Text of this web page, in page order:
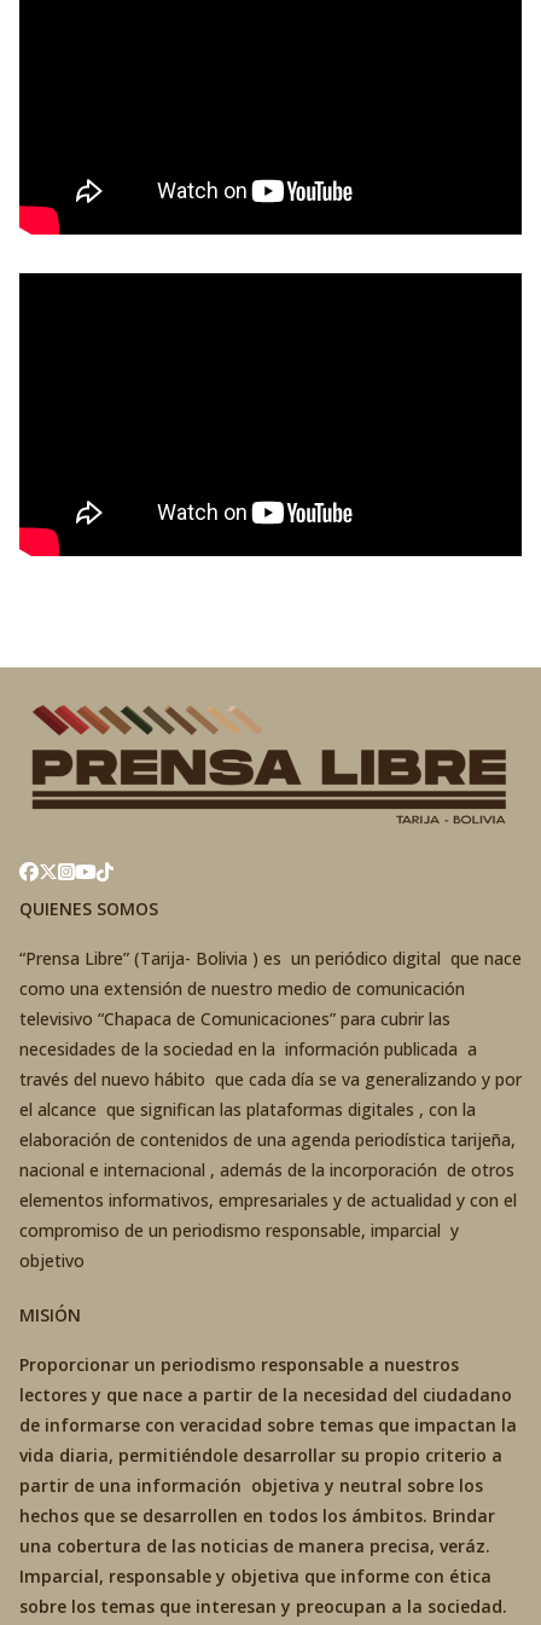
QUIENES SOMOS
“Prensa Libre” (Tarija- Bolivia ) es un periódico digital que nace
como una extensión de nuestro medio de comunicación
televisivo “Chapaca de Comunicaciones” para cubrir las
necesidades de la sociedad en la información publicada a
través del nuevo hábito que cada día se va generalizando y por
el alcance que significan las plataformas digitales , con la
elaboración de contenidos de una agenda periodística tarijeña,
nacional e internacional , además de la incorporación de otros
elementos informativos, empresariales y de actualidad y con el
compromiso de un periodismo responsable, imparcial y
objetivo
MISIÓN
Proporcionar un periodismo responsable a nuestros
lectores y que nace a partir de la necesidad del ciudadano
de informarse con veracidad sobre temas que impactan la
vida diaria, permitiéndole desarrollar su propio criterio a
partir de una información objetiva y neutral sobre los
hechos que se desarrollen en todos los ámbitos. Brindar
una cobertura de las noticias de manera precisa, veráz.
Imparcial, responsable y objetiva que informe con ética
sobre los temas que interesan y preocupan a la sociedad.